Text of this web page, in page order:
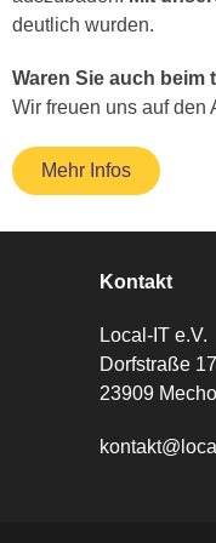
deutlich wurden.
Waren Sie auch
Wir freuen uns auf den
Mehr Infos
Kontakt
Local-IT e.V.
Dorfstraße 17
23909